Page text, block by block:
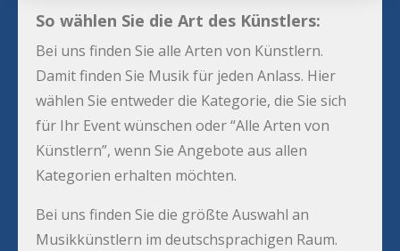
So wählen Sie die Art des Künstlers:
Bei uns finden Sie alle Arten von Künstlern.
Damit finden Sie Musik für jeden Anlass. Hier
wählen Sie entweder die Kategorie, die Sie sich
für Ihr Event wünschen oder “Alle Arten von
Künstlern”, wenn Sie Angebote aus allen
Kategorien erhalten möchten.
Bei uns finden Sie die größte Auswahl an
Musikkünstlern im deutschsprachigen Raum.